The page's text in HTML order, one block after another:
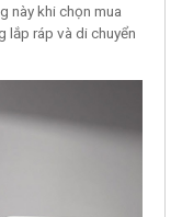
này khi chọn mua
lắp ráp và di chuyển